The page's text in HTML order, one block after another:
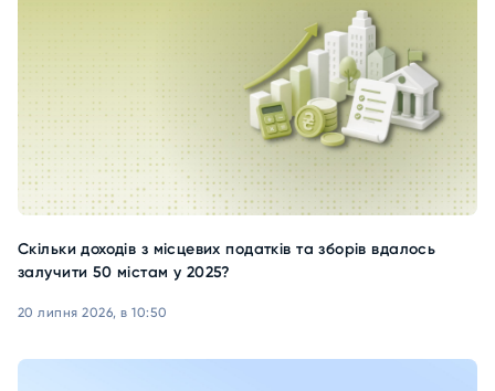
Скільки доходів з місцевих податків та зборів вдалось
залучити 50 містам у 2025?
20 липня 2026, в 10:50